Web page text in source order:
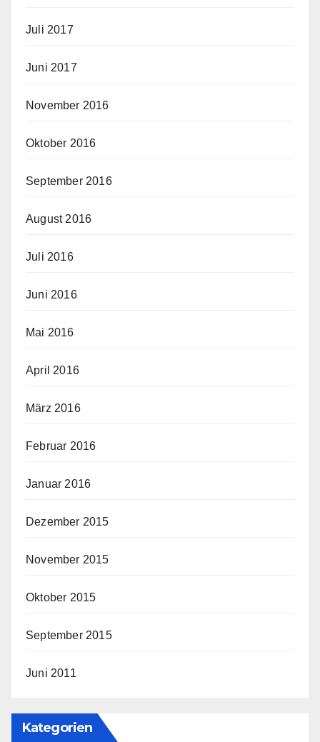
Juli 2017
Juni 2017
November 2016
Oktober 2016
September 2016
August 2016
Juli 2016
Juni 2016
Mai 2016
April 2016
März 2016
Februar 2016
Januar 2016
Dezember 2015
November 2015
Oktober 2015
September 2015
Juni 2011
Kategorien